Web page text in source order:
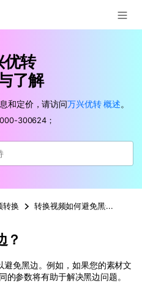
300624
优转
了解
和定价，请访问万兴优转概述。
300624；
转换 转换视频如何避免黑边
？
免黑边。例如，如果您的素材文
参数将有助于解决黑边问题。